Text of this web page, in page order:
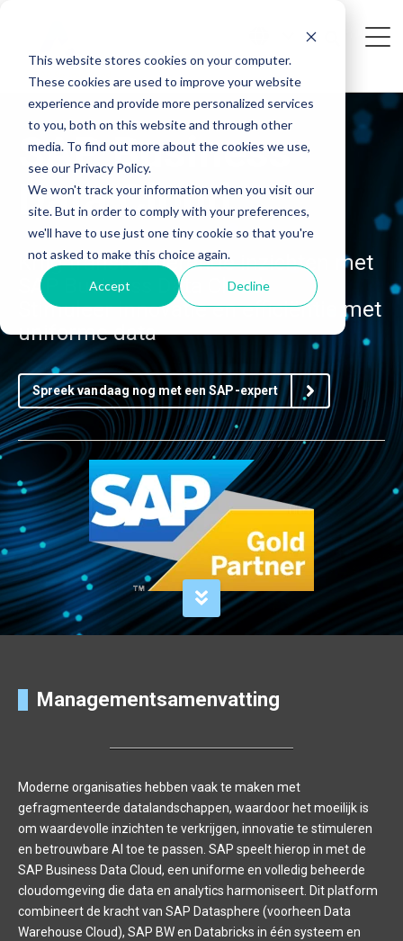
This website stores cookies on your computer.
These cookies are used to improve your website
experience and provide more personalized services
to you, both on this website and through other
media. To find out more about the cookies we use,
see our Privacy Policy.
We won't track your information when you visit our
site. But in order to comply with your preferences,
we'll have to use just one tiny cookie so that you're
not asked to make this choice again.
Accept Decline
SAP Business
Data Cloud
Krijg transformerende inzichten met
SAP Business Data Cloud
Stimuleer innovatie en efficiëntie met
uniforme data
Spreek vandaag nog met een SAP-expert
Managementsamenvatting
Moderne organisaties hebben vaak te maken met
gefragmenteerde datalandschappen, waardoor het moeilijk is
om waardevolle inzichten te verkrijgen, innovatie te stimuleren
en betrouwbare AI toe te passen. SAP speelt hierop in met de
SAP Business Data Cloud, een uniforme en volledig beheerde
cloudomgeving die data en analytics harmoniseert. Dit platform
combineert de kracht van SAP Datasphere (voorheen Data
Warehouse Cloud), SAP BW en Databricks in één systeem en